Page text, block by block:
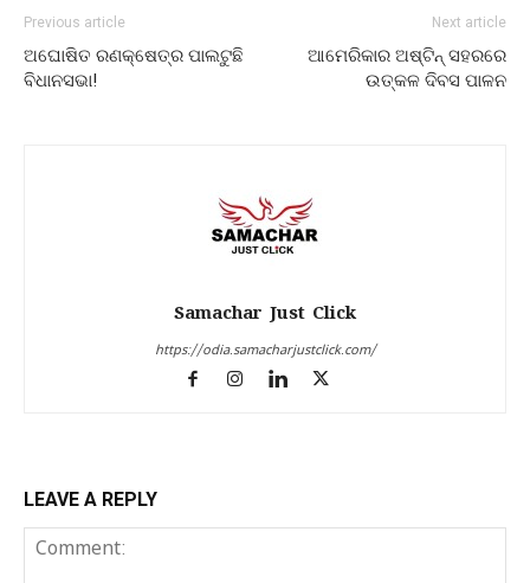
Previous article
ଅଘୋଷିତ ରଣକ୍ଷେତ୍ର ପାଲଟୁଛି
ବିଧାନସଭା!
Next article
ଆମେରିକାର ଅଷ୍ଟିନ୍ ସହରରେ
ଉତ୍କଳ ଦିବସ ପାଳନ
Samachar Just Click
https://odia.samacharjustclick.com/
LEAVE A REPLY